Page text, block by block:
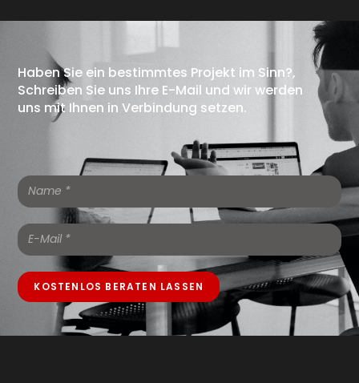
Haben Sie ein bestimmtes Projekt im Sinn?,
Schreiben Sie uns Ihre E-Mail und wir werden
uns mit Ihnen in Verbindung setzen.